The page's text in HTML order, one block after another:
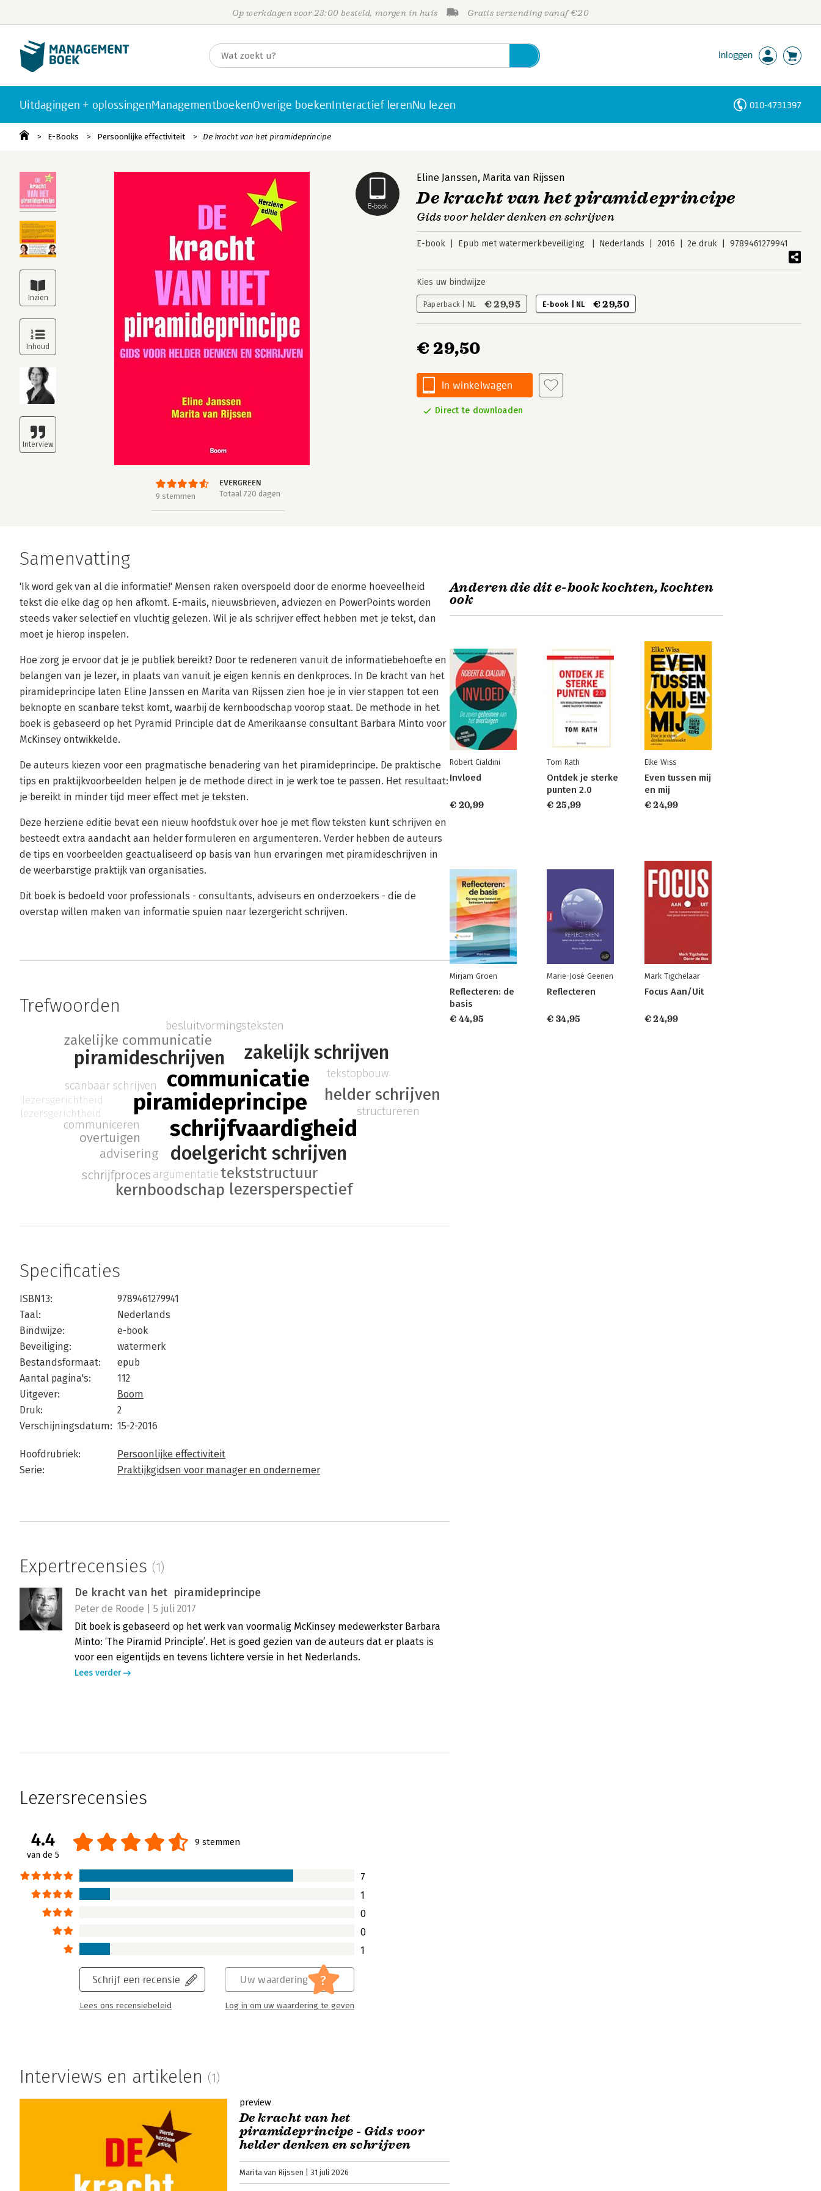
Op werkdagen voor 23:00 besteld, morgen in huis Gratis verzending vanaf €20
Inloggen
Uitdagingen + oplossingenManagementboekenOverige boekenInteractief lerenNu lezen 010-4731397
E-Books Persoonlijke effectiviteit De kracht van het piramideprincipe
E-book
9 stemmen
EVERGREEN
Totaal 720 dagen
Eline Janssen, Marita van Rijssen
De kracht van het piramideprincipe
Gids voor helder denken en schrijven
E-book Epub met watermerkbeveiliging Nederlands 2016 2e druk 9789461279941
Kies uw bindwijze
Paperback | NL € 29,95 E-book | NL € 29,50
€ 29,50
In winkelwagen
Direct te downloaden
Samenvatting
'Ik word gek van al die informatie!' Mensen raken overspoeld door de enorme hoeveelheid
tekst die elke dag op hen afkomt. E-mails, nieuwsbrieven, adviezen en PowerPoints worden
steeds vaker selectief en vluchtig gelezen. Wil je als schrijver effect hebben met je tekst, dan
moet je hierop inspelen.
Hoe zorg je ervoor dat je je publiek bereikt? Door te redeneren vanuit de informatiebehoefte en
belangen van je lezer, in plaats van vanuit je eigen kennis en denkproces. In De kracht van het
piramideprincipe laten Eline Janssen en Marita van Rijssen zien hoe je in vier stappen tot een
beknopte en scanbare tekst komt, waarbij de kernboodschap voorop staat. De methode in het
boek is gebaseerd op het Pyramid Principle dat de Amerikaanse consultant Barbara Minto voor
McKinsey ontwikkelde.
De auteurs kiezen voor een pragmatische benadering van het piramideprincipe. De praktische
tips en praktijkvoorbeelden helpen je de methode direct in je werk toe te passen. Het resultaat:
je bereikt in minder tijd meer effect met je teksten.
Deze herziene editie bevat een nieuw hoofdstuk over hoe je met flow teksten kunt schrijven en
besteedt extra aandacht aan helder formuleren en argumenteren. Verder hebben de auteurs
de tips en voorbeelden geactualiseerd op basis van hun ervaringen met piramideschrijven in
de weerbarstige praktijk van organisaties.
Dit boek is bedoeld voor professionals - consultants, adviseurs en onderzoekers - die de
overstap willen maken van informatie spuien naar lezergericht schrijven.
Trefwoorden
piramideprincipe
schrijfvaardigheid
communicatie
doelgericht schrijven
piramideschrijven zakelijk schrijven
tekststructuur
helder schrijven
lezersperspectief
kernboodschap
zakelijke communicatie
advisering
overtuigen
argumentatie
besluitvormingsteksten
scanbaar schrijven
communiceren
tekstopbouw
structureren
schrijfproces
lezersgerichtheid
lezersgerichtheid
Specificaties
ISBN13:
9789461279941
Taal:
Nederlands
Bindwijze:
e-book
Beveiliging:
watermerk
Bestandsformaat:
epub
Aantal pagina's:
112
Uitgever:
Boom
Druk:
2
Verschijningsdatum: 15-2-2016
Hoofdrubriek:
Persoonlijke effectiviteit
Serie:
Praktijkgidsen voor manager en ondernemer
Expertrecensies (1)
De kracht van het piramideprincipe
Peter de Roode | 5 juli 2017
Dit boek is gebaseerd op het werk van voormalig McKinsey medewerkster Barbara
Minto: ‘The Piramid Principle’. Het is goed gezien van de auteurs dat er plaats is
voor een eigentijds en tevens lichtere versie in het Nederlands.
Lees verder
Lezersrecensies
4.4
van de 5
9 stemmen
7
1
0
0
1
Schrijf een recensie
Lees ons recensiebeleid
Uw waardering ?
Log in om uw waardering te geven
Interviews en artikelen (1)
preview
De kracht van het
piramideprincipe - Gids voor
helder denken en schrijven
Marita van Rijssen 31 juli 2026
Anderen die dit e-book kochten, kochten
ook
Robert Cialdini
Invloed
€ 20,99
Tom Rath
Ontdek je sterke
punten 2.0
€ 25,99
Elke Wiss
Even tussen mij
en mij
€ 24,99
Mirjam Groen
Reflecteren: de
basis
€ 44,95
Marie-José Geenen
Reflecteren
€ 34,95
Mark Tigchelaar
Focus Aan/Uit
€ 24,99
Personen